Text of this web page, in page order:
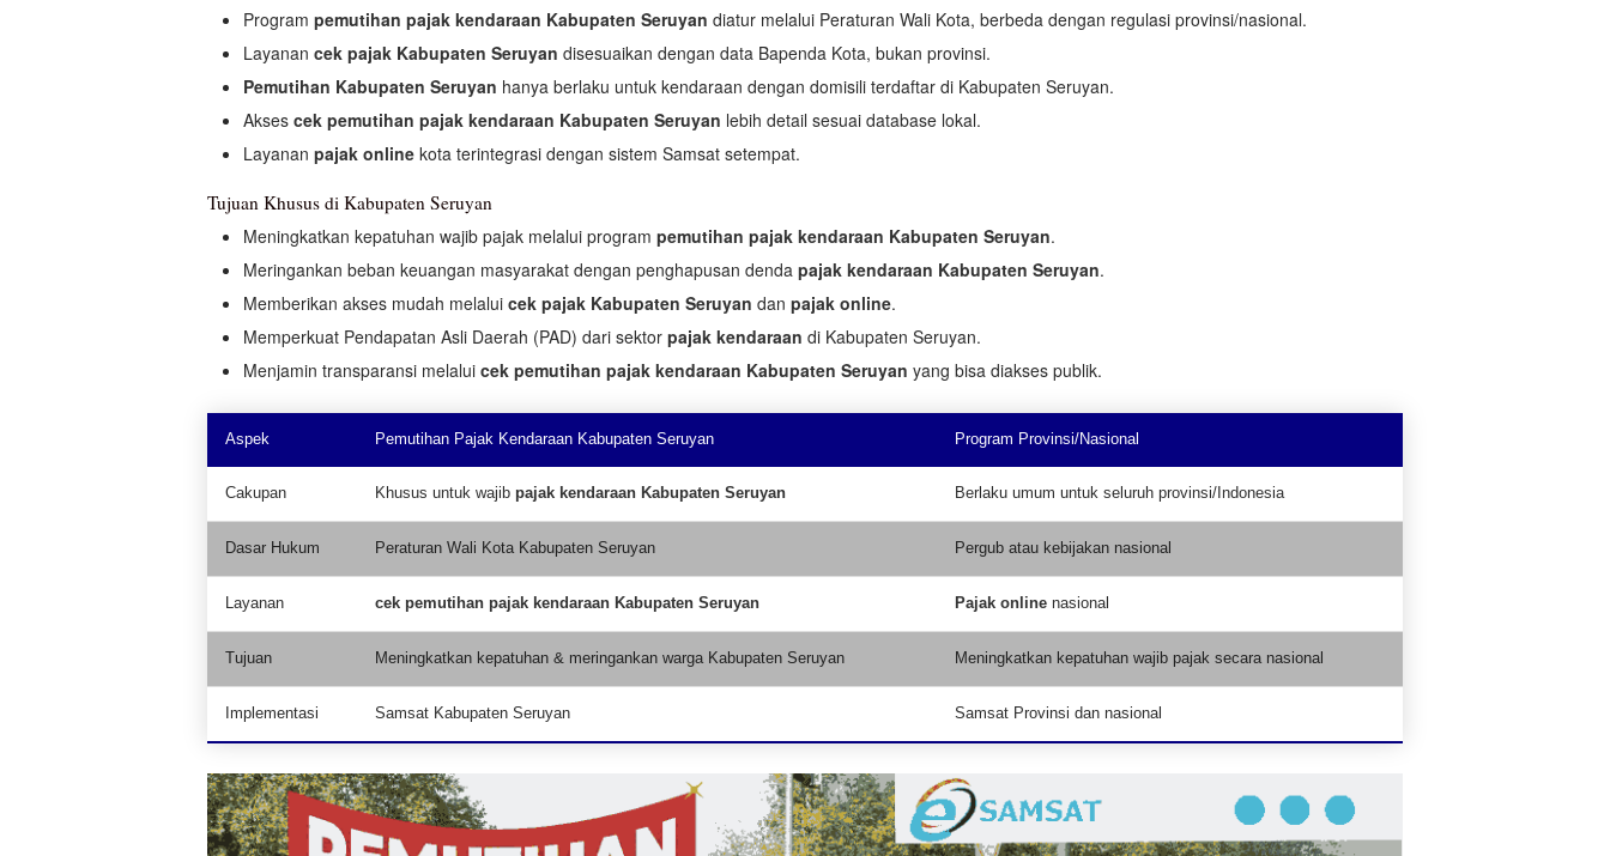
Program pemutihan pajak kendaraan Kabupaten Seruyan diatur melalui Peraturan Wali Kota, berbeda dengan regulasi provinsi/nasional.
Layanan cek pajak Kabupaten Seruyan disesuaikan dengan data Bapenda Kota, bukan provinsi.
Pemutihan Kabupaten Seruyan hanya berlaku untuk kendaraan dengan domisili terdaftar di Kabupaten Seruyan.
Akses cek pemutihan pajak kendaraan Kabupaten Seruyan lebih detail sesuai database lokal.
Layanan pajak online kota terintegrasi dengan sistem Samsat setempat.
Tujuan Khusus di Kabupaten Seruyan
Meningkatkan kepatuhan wajib pajak melalui program pemutihan pajak kendaraan Kabupaten Seruyan.
Meringankan beban keuangan masyarakat dengan penghapusan denda pajak kendaraan Kabupaten Seruyan.
Memberikan akses mudah melalui cek pajak Kabupaten Seruyan dan pajak online.
Memperkuat Pendapatan Asli Daerah (PAD) dari sektor pajak kendaraan di Kabupaten Seruyan.
Menjamin transparansi melalui cek pemutihan pajak kendaraan Kabupaten Seruyan yang bisa diakses publik.
Aspek Pemutihan Pajak Kendaraan Kabupaten Seruyan Program Provinsi/Nasional
Cakupan Khusus untuk wajib pajak kendaraan Kabupaten Seruyan Berlaku umum untuk seluruh provinsi/Indonesia
Dasar Hukum Peraturan Wali Kota Kabupaten Seruyan Pergub atau kebijakan nasional
Layanan cek pemutihan pajak kendaraan Kabupaten Seruyan Pajak online nasional
Tujuan Meningkatkan kepatuhan & meringankan warga Kabupaten Seruyan Meningkatkan kepatuhan wajib pajak secara nasional
Implementasi Samsat Kabupaten Seruyan Samsat Provinsi dan nasional